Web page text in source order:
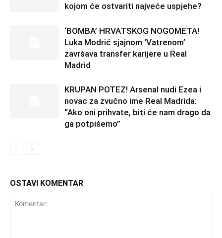
kojom će ostvariti najveće uspjehe?
‘BOMBA’ HRVATSKOG NOGOMETA!
Luka Modrić sjajnom ‘Vatrenom’
završava transfer karijere u Real
Madrid
KRUPAN POTEZ! Arsenal nudi Ezea i
novac za zvučno ime Real Madrida:
“Ako oni prihvate, biti će nam drago da
ga potpišemo”
OSTAVI KOMENTAR